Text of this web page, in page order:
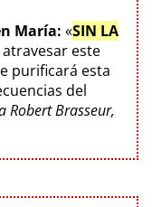
María: «SIN LA
este
purificará esta
del
Robert Brasseur,